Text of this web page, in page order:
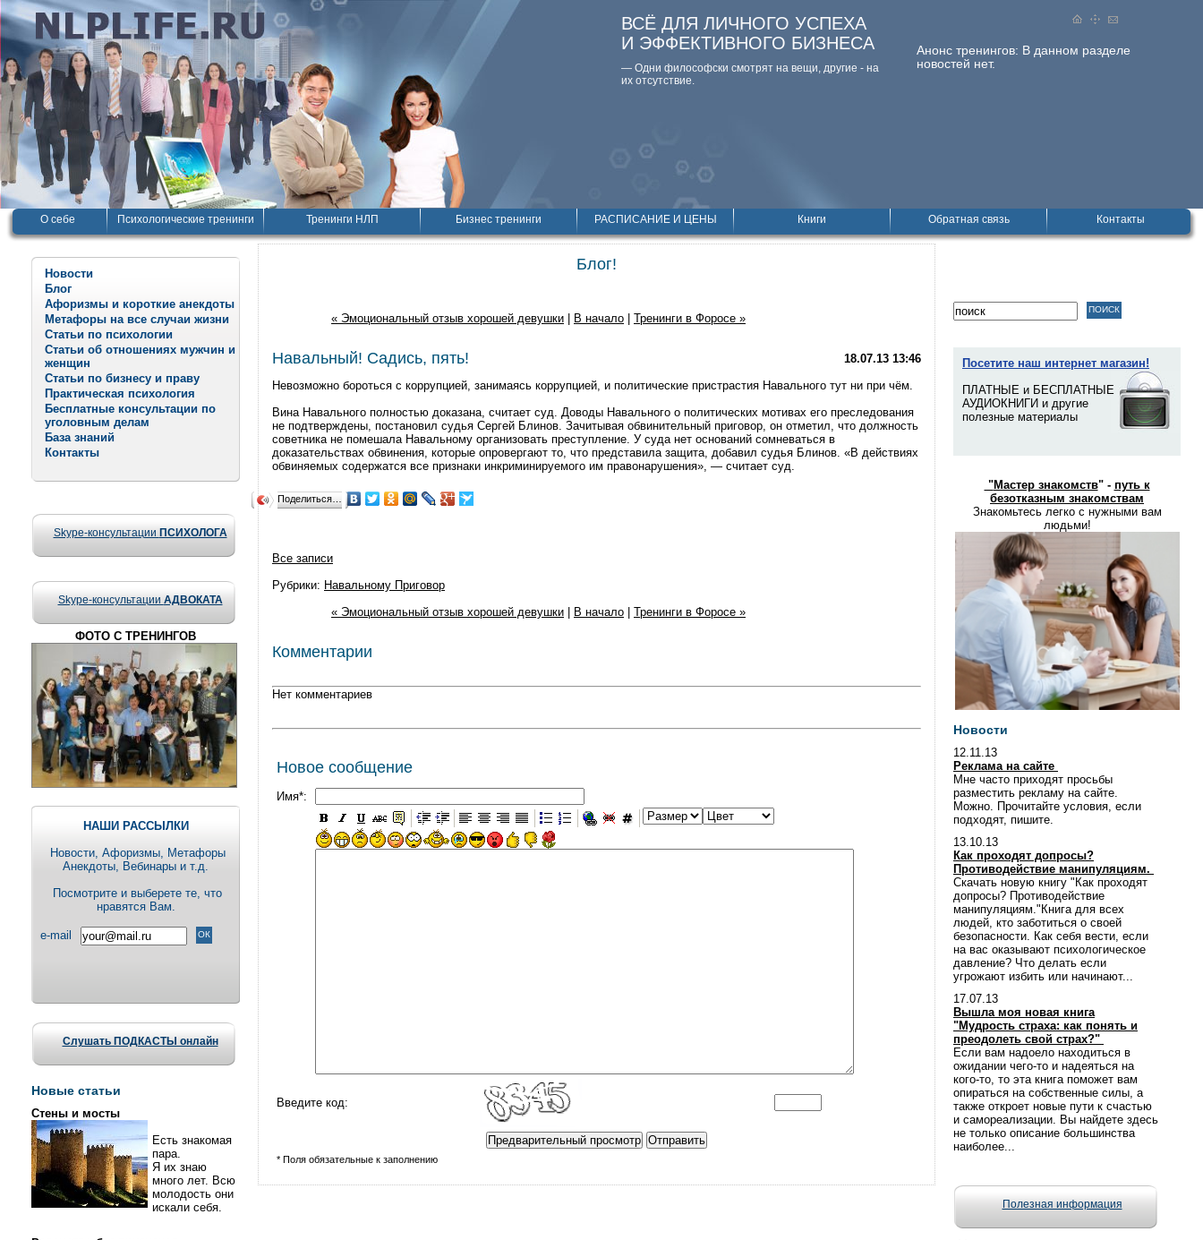
Анонс тренингов: В данном разделе
новостей нет.
ВСЁ ДЛЯ ЛИЧНОГО УСПЕХА
И ЭФФЕКТИВНОГО БИЗНЕСА
— Одни философски смотpят на вещи, дpугие - на
их отсутствие.
О себе Психологические тренинги Тренинги НЛП Бизнес тренинги РАСПИСАНИЕ И ЦЕНЫ Книги Обратная связь Контакты
Новости
Блог
Афоризмы и короткие анекдоты
Метафоры на все случаи жизни
Статьи по психологии
Статьи об отношениях мужчин и
женщин
Статьи по бизнесу и праву
Практическая психология
Бесплатные консультации по
уголовным делам
База знаний
Контакты
Skype-консультации ПСИХОЛОГА
Skype-консультации АДВОКАТА
ФОТО С ТРЕНИНГОВ
НАШИ РАССЫЛКИ
Новости, Aфоризмы, Метафоры
Анекдоты, Вебинары и т.д.
Посмотрите и выберете те, что
нравятся Вам.
e-mail
Слушать ПОДКАСТЫ онлайн
Новые статьи
Стены и мосты
Есть знакомая
пара.
Я их знаю
много лет. Всю
молодость они
искали себя.
Блог!
« Эмоциональный отзыв хорошей девушки В начало Тренинги в Форосе »
Навальный! Садись, пять! 18.07.13 13:46
Невозможно бороться с коррупцией, занимаясь коррупцией, и политические пристрастия Навального тут ни при чём.
Вина Навального полностью доказана, считает суд. Доводы Навального о политических мотивах его преследования
не подтверждены, постановил судья Сергей Блинов. Зачитывая обвинительный приговор, он отметил, что должность
советника не помешала Навальному организовать преступление. У суда нет оснований сомневаться в
доказательствах обвинения, которые опровергают то, что представила защита, добавил судья Блинов. «В действиях
обвиняемых содержатся все признаки инкриминируемого им правонарушения», — считает суд.
Поделиться…
Все записи
Рубрики: Навальному Приговор
« Эмоциональный отзыв хорошей девушки
В начало Тренинги в Форосе »
Комментарии
Нет комментариев
Новое сообщение
Имя*:
Введите код:
* Поля обязательные к заполнению
Посетите наш интернет магазин!
ПЛАТНЫЕ и БЕСПЛАТНЫЕ
АУДИОКНИГИ и другие
полезные материалы
"Мастер знакомств" - путь к
безотказным знакомствам
Знакомьтесь легко с нужными вам
людьми!
Новости
12.11.13
Реклама на сайте
Мне часто приходят просьбы
разместить рекламу на сайте.
Можно. Прочитайте условия, если
подходят, пишите.
13.10.13
Как проходят допросы?
Противодействие манипуляциям.
Скачать новую книгу "Как проходят
допросы? Противодействие
манипуляциям."Книга для всех
людей, кто заботиться о своей
безопасности. Как себя вести, если
на вас оказывают психологическое
давление? Что делать если
угрожают избить или начинают...
17.07.13
Вышла моя новая книга
"Мудрость страха: как понять и
преодолеть свой страх?"
Если вам надоело находиться в
ожидании чего-то и надеяться на
кого-то, то эта книга поможет вам
опираться на собственные силы, а
также откроет новые пути к счастью
и самореализации. Вы найдете здесь
не только описание большинства
наиболее...
Полезная информация